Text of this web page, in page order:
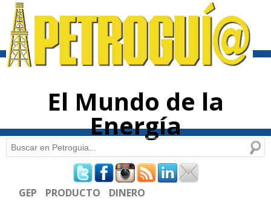
contenido
El Mundo de la
Energía
Formulario de búsqueda
Buscar
GEP PRODUCTO DINERO